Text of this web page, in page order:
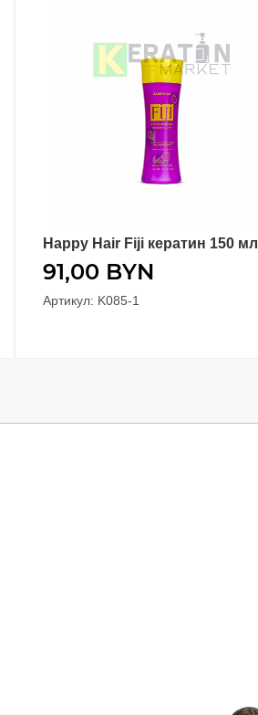
В КОРЗИНУ
Happy Hair Fiji кератин 150 мл
91,00 BYN
Артикул: K085-1